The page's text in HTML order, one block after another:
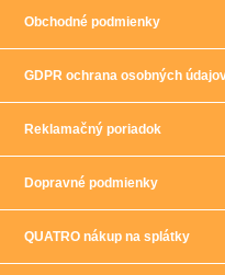
Obchodné podmienky
GDPR ochrana osobných
Reklamačný poriadok
Dopravné podmienky
QUATRO nákup na splátky